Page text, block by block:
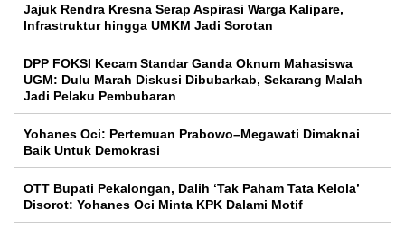
Jajuk Rendra Kresna Serap Aspirasi Warga Kalipare,
Infrastruktur hingga UMKM Jadi Sorotan
DPP FOKSI Kecam Standar Ganda Oknum Mahasiswa
UGM: Dulu Marah Diskusi Dibubarkab, Sekarang Malah
Jadi Pelaku Pembubaran
Yohanes Oci: Pertemuan Prabowo–Megawati Dimaknai
Baik Untuk Demokrasi
OTT Bupati Pekalongan, Dalih ‘Tak Paham Tata Kelola’
Disorot: Yohanes Oci Minta KPK Dalami Motif